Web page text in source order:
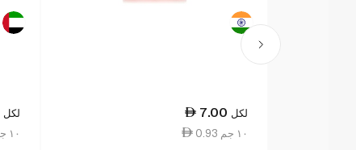
7.00 لكل
0.93 ١٠ جم
لكل
0.52 ١٠ جم